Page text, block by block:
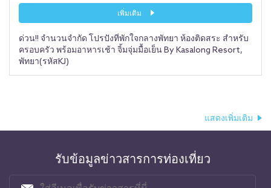
เพิ่มเติม
ด่วน!! จำนวนจำกัด โปรปังที่พักใจกลางพัทยา ห้องติดสระ สำหรับ
ครอบครัว พร้อมอาหารเช้า จิ้มจุ่มมื้อเย็น By Kasalong Resort,
พัทยา(รหัสKJ)
แสดงเพิ่มเติม
รับข้อมูลข่าวสารการท่องเที่ยว